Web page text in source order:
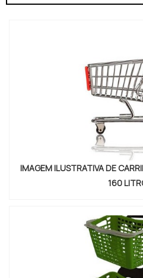
segura. Quando a questão é carrinho de
profissionais da
excelente custo-benefício
IMAGEM ILUSTRATIVA DE
160